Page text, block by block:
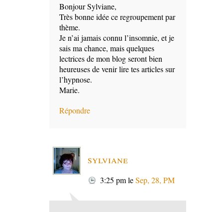
Bonjour Sylviane,
Très bonne idée ce regroupement par
thème.
Je n’ai jamais connu l’insomnie, et je
sais ma chance, mais quelques
lectrices de mon blog seront bien
heureuses de venir lire tes articles sur
l’hypnose.
Marie.
Répondre
sylviane
3:25 pmleSep, 28, PM